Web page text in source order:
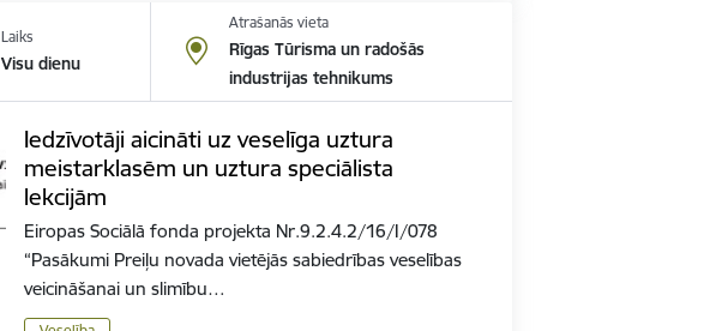
Laiks
Visu dienu
Atrašanās vieta
Rīgas Tūrisma un radošās
industrijas tehnikums
Iedzīvotāji aicināti uz veselīga uztura
meistarklasēm un uztura speciālista
lekcijām
Eiropas Sociālā fonda projekta Nr.9.2.4.2/16/I/078
“Pasākumi Preiļu novada vietējās sabiedrības veselības
veicināšanai un slimību…